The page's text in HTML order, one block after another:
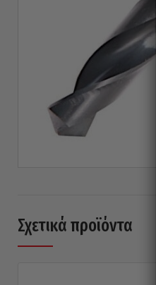
Σχετικά προϊόντα